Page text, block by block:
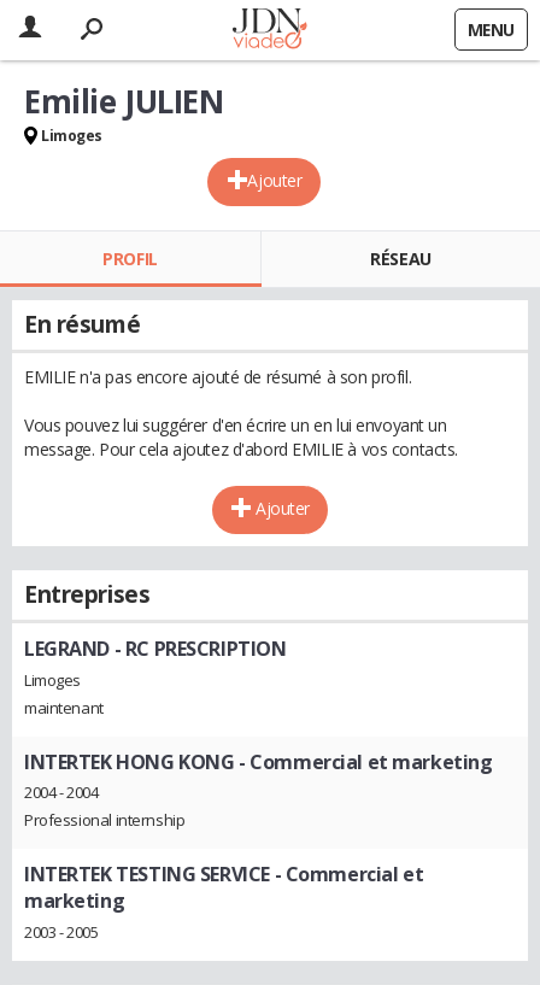
MENU
Ajouter
Emilie JULIEN
Limoges
PROFIL RÉSEAU
En résumé
EMILIE n'a pas encore ajouté de résumé à son profil.
Vous pouvez lui suggérer d'en écrire un en lui envoyant un
message. Pour cela ajoutez d'abord EMILIE à vos contacts.
Ajouter
Entreprises
LEGRAND - RC PRESCRIPTION
Limoges
maintenant
INTERTEK HONG KONG - Commercial et marketing
2004 - 2004
Professional internship
INTERTEK TESTING SERVICE- Commercial et
marketing
2003 - 2005